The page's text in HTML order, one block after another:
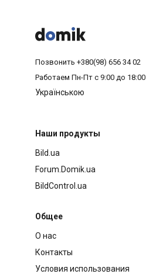



Позвонить +380(98) 656 34 02
Работаем Пн-Пт с 9:00 до 18:00
Українською
Наши продукты
Bild.ua
Forum.Domik.ua
BildControl.ua
Общее
О нас
Контакты
Условия использования